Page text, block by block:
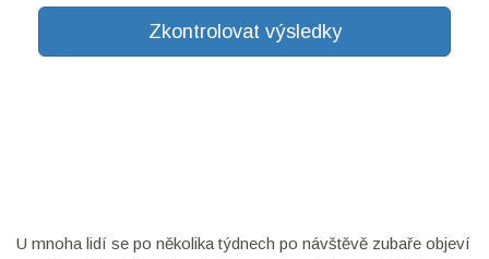
Zkontrolovat výsledky
U mnoha lidí se po několika týdnech po návštěvě zubaře objeví